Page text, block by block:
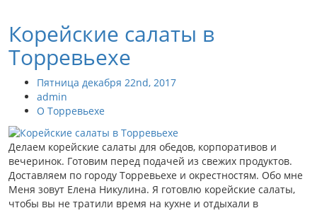
Корейские салаты в
Торревьехе
Пятница декабря 22nd, 2017
admin
О Торревьехе
Делаем корейские салаты для обедов, корпоративов и
вечеринок. Готовим перед подачей из свежих продуктов.
Доставляем по городу Торревьехе и окрестностям. Обо мне
Меня зовут Елена Никулина. Я готовлю корейские салаты,
чтобы вы не тратили время на кухне и отдыхали в